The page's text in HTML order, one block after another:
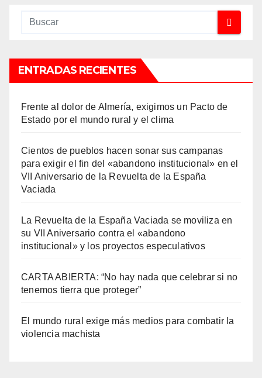
ENTRADAS RECIENTES
Frente al dolor de Almería, exigimos un Pacto de
Estado por el mundo rural y el clima
Cientos de pueblos hacen sonar sus campanas
para exigir el fin del «abandono institucional» en el
VII Aniversario de la Revuelta de la España
Vaciada
La Revuelta de la España Vaciada se moviliza en
su VII Aniversario contra el «abandono
institucional» y los proyectos especulativos
CARTA ABIERTA: “No hay nada que celebrar si no
tenemos tierra que proteger”
El mundo rural exige más medios para combatir la
violencia machista